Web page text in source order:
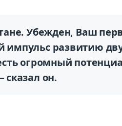
Убежден, Ваш
развитию
огромный
сказал он.